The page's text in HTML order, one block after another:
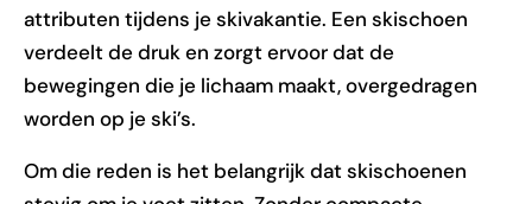
attributen tijdens je skivakantie. Een skischoen
verdeelt de druk en zorgt ervoor dat de
bewegingen die je lichaam maakt, overgedragen
worden op je ski’s.
Om die reden is het belangrijk dat skischoenen